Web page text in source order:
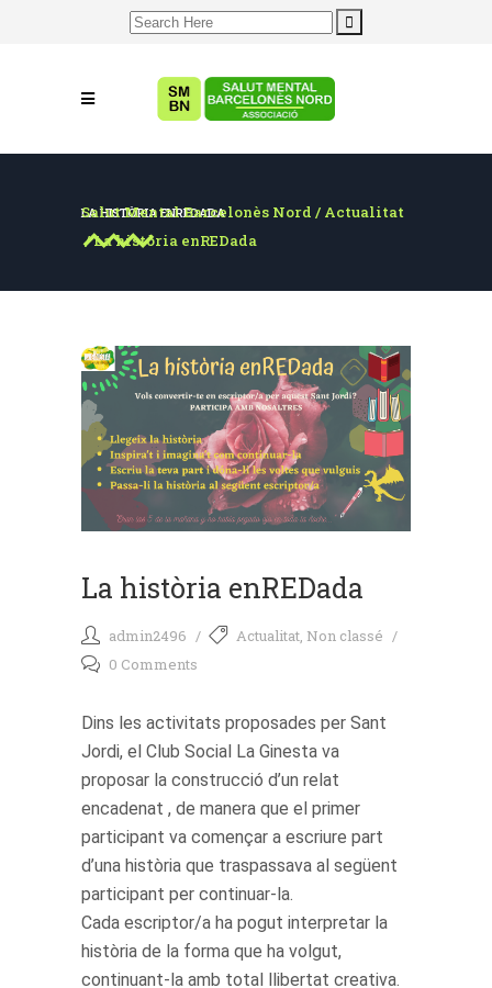
Search
LA HISTÒRIA ENREDADA
Salut Mental Barcelonès Nord / Actualitat
/La història enREDada
La història enREDada
admin2496 Actualitat, Non classé
0 Comments
Dins les activitats proposades per Sant
Jordi, el Club Social La Ginesta va
proposar la construcció d’un relat
encadenat , de manera que el primer
participant va començar a escriure part
d’una història que traspassava al següent
participant per continuar-la.
Cada escriptor/a ha pogut interpretar la
història de la forma que ha volgut,
continuant-la amb total llibertat creativa.